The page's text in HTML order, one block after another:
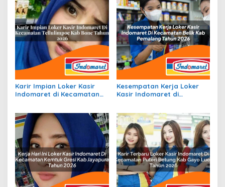
Karir Impian Loker Kasir
Indomaret di Kecamatan
Kesempatan Kerja Loker
Kasir Indomaret di